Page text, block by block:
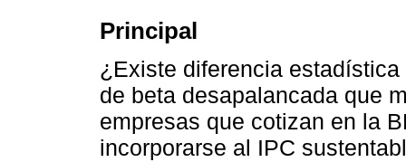
Principal
¿Existe diferencia
de beta desapalancada que
empresas que cotizan en la
incorporarse al IPC